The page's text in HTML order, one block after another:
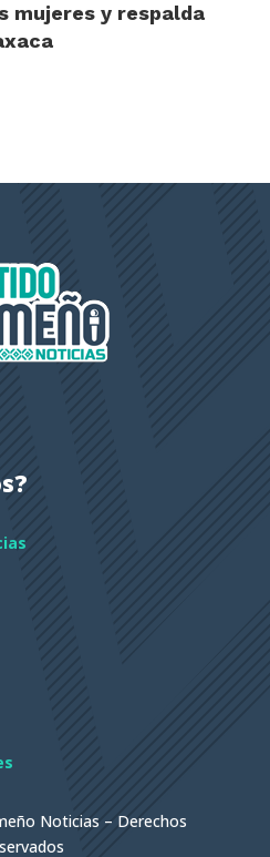
mujeres y respalda
Noticias – Derechos